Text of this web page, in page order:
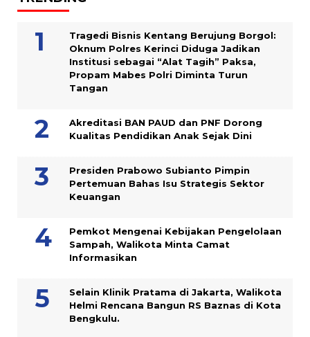
Tragedi Bisnis Kentang Berujung Borgol:
Oknum Polres Kerinci Diduga Jadikan
Institusi sebagai “Alat Tagih” Paksa,
Propam Mabes Polri Diminta Turun
Tangan
Akreditasi BAN PAUD dan PNF Dorong
Kualitas Pendidikan Anak Sejak Dini
Presiden Prabowo Subianto Pimpin
Pertemuan Bahas Isu Strategis Sektor
Keuangan
Pemkot Mengenai Kebijakan Pengelolaan
Sampah, Walikota Minta Camat
Informasikan
Selain Klinik Pratama di Jakarta, Walikota
Helmi Rencana Bangun RS Baznas di Kota
Bengkulu.